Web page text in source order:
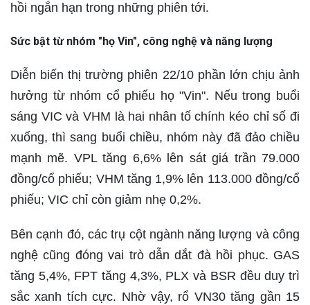
hồi ngắn hạn trong những phiên tới.
Sức bật từ nhóm "họ Vin", công nghệ và năng lượng
Diễn biến thị trường phiên 22/10 phần lớn chịu ảnh
hưởng từ nhóm cổ phiếu họ "Vin". Nếu trong buổi
sáng VIC và VHM là hai nhân tố chính kéo chỉ số đi
xuống, thì sang buổi chiều, nhóm này đã đảo chiều
mạnh mẽ. VPL tăng 6,6% lên sát giá trần 79.000
đồng/cổ phiếu; VHM tăng 1,9% lên 113.000 đồng/cổ
phiếu; VIC chỉ còn giảm nhẹ 0,2%.
Bên cạnh đó, các trụ cột ngành năng lượng và công
nghệ cũng đóng vai trò dẫn dắt đà hồi phục. GAS
tăng 5,4%, FPT tăng 4,3%, PLX và BSR đều duy trì
sắc xanh tích cực. Nhờ vậy, rổ VN30 tăng gần 15